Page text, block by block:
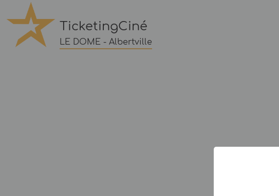
TicketingCiné
LE DOME - Albertville